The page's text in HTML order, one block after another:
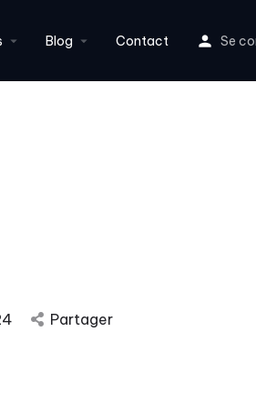
Blog Contact Se
Partager